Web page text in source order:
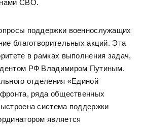
СВО.
поддержки военнослужащих
благотворительных акций. Эта
в рамках выполнения задач,
РФ Владимиром Путиным.
отделения «Единой
ряда общественных
система поддержки
является